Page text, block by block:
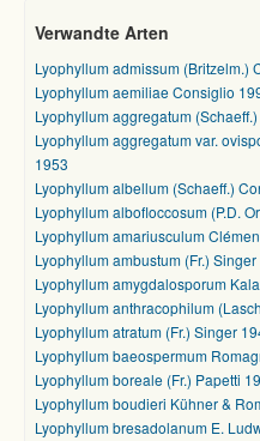
Verwandte Arten
Lyophyllum admissum (Britzelm.)
Lyophyllum aemiliae Consiglio
Lyophyllum aggregatum
Lyophyllum aggregatum var.
1953
Lyophyllum albellum (Schaeff.)
Lyophyllum albofloccosum (P.D.
Lyophyllum amariusculum
Lyophyllum ambustum (Fr.)
Lyophyllum amygdalosporum
Lyophyllum anthracophilum
Lyophyllum atratum (Fr.) Singer
Lyophyllum baeospermum
Lyophyllum boreale (Fr.) Papetti
Lyophyllum boudieri Kühner &
Lyophyllum bresadolanum E.